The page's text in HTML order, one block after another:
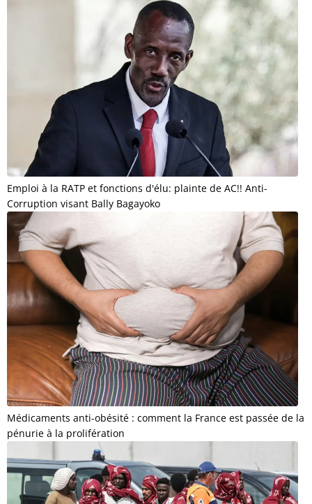
Emploi à la RATP et fonctions d'élu: plainte de AC!! Anti-
Corruption visant Bally Bagayoko
Médicaments anti-obésité : comment la France est passée de la
pénurie à la prolifération